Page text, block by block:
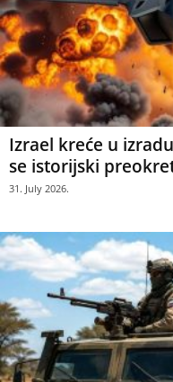
Izrael kreće u
se istorijski
31. July 2026.